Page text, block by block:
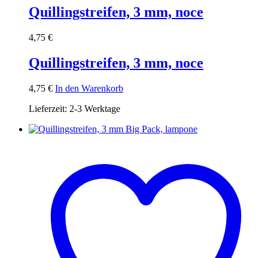
Quillingstreifen, 3 mm, noce
4,75 €
Quillingstreifen, 3 mm, noce
4,75 € In den Warenkorb
Lieferzeit: 2-3 Werktage